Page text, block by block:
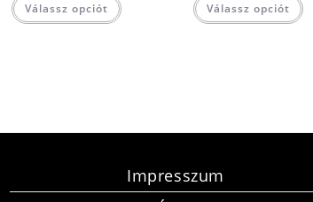
Válassz opciót Válassz opciót
Impresszum